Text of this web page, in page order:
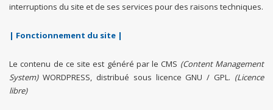
interruptions du site et de ses services pour des raisons techniques.
| Fonctionnement du site |
Le contenu de ce site est généré par le CMS (Content Management
System)WORDPRESS, distribué sous licence GNU / GPL. (Licence
libre)